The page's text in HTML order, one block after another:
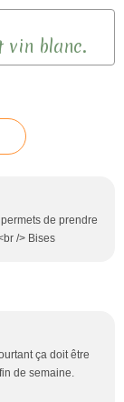
vin blanc.
de prendre
/> Bises
ça doit être
de semaine.